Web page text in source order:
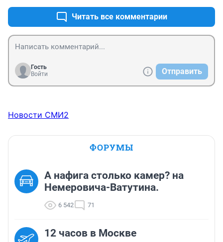
Читать все комментарии
Гость
Войти
Отправить
Новости СМИ2
ФОРУМЫ
А нафига столько камер? на
Немеровича-Ватутина.
6 542 71
12 часов в Москве